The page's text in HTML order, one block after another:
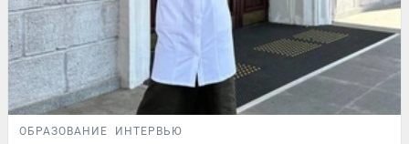
ОБРАЗОВАНИЕ ИНТЕРВЬЮ